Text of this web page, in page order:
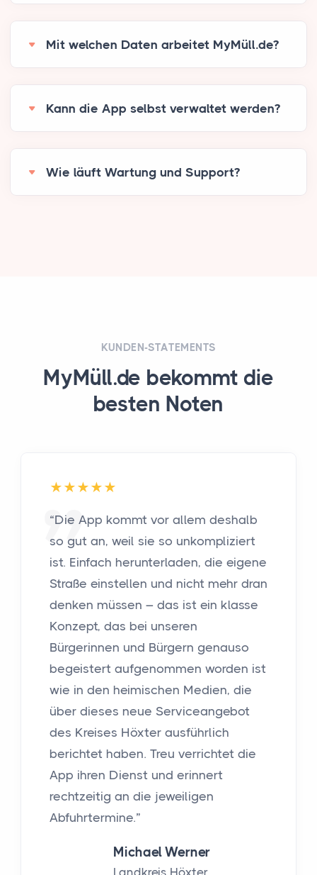
Mit welchen Daten arbeitet MyMüll.de?
Kann die App selbst verwaltet werden?
Wie läuft Wartung und Support?
KUNDEN-STATEMENTS
MyMüll.de bekommt die
besten Noten
“Die App kommt vor allem deshalb
so gut an, weil sie so unkompliziert
ist. Einfach herunterladen, die eigene
Straße einstellen und nicht mehr dran
denken müssen – das ist ein klasse
Konzept, das bei unseren
Bürgerinnen und Bürgern genauso
begeistert aufgenommen worden ist
wie in den heimischen Medien, die
über dieses neue Serviceangebot
des Kreises Höxter ausführlich
berichtet haben. Treu verrichtet die
App ihren Dienst und erinnert
rechtzeitig an die jeweiligen
Abfuhrtermine.”
Michael Werner